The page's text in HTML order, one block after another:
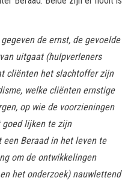
de ernst, de gevoelde
uitgaat (hulpverleners
cliënten het slachtoffer zijn
welke cliënten ernstige
op wie de voorzieningen
lijken te zijn
Beraad in het leven te
om de ontwikkelingen
het onderzoek) nauwlettend